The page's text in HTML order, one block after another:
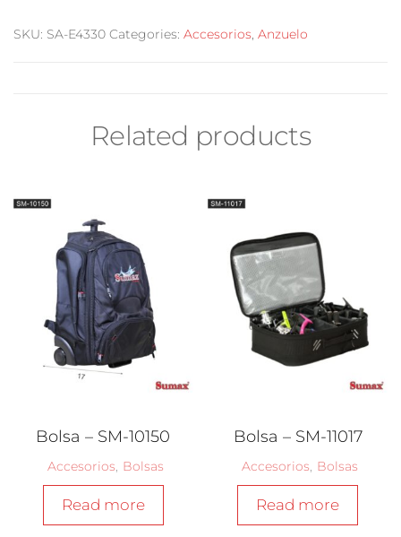
SKU: SA-E4330 Categories: Accesorios Anzuelo
Related products
Bolsa – SM-10150
Accesorios Bolsas
Read more
Bolsa – SM-11017
Accesorios Bolsas
Read more